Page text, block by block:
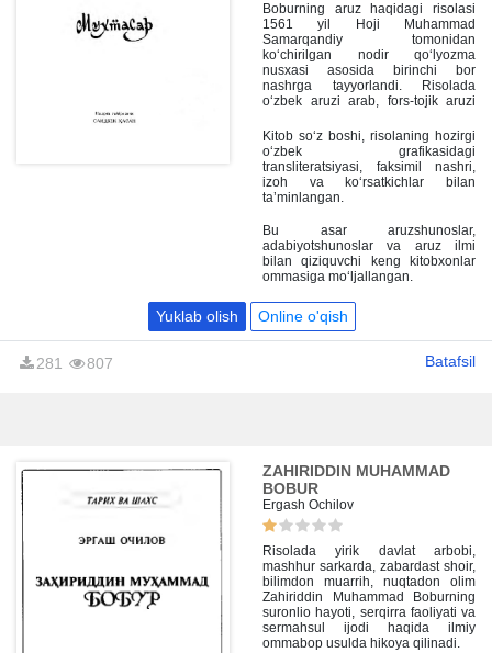
Boburning aruz haqidagi risolasi
1561 yil Hoji Muhammad
Samarqandiy tomonidan
ko‘chirilgan nodir qo‘lyozma
nusxasi asosida birinchi bor
nashrga tayyorlandi. Risolada
o‘zbek aruzi arab, fors-tojik aruzi
qilingan. Shuningdek, asarda XIV—
XVI asrlarda ijod qilgan qator
shoirlarning nodir asarlaridan
misollar keltirilgan. Ushbu risola
o‘zbek va boshqa tukiy xalqlarning
she’riyat nazariyasi va tarixini
o‘rganishda muhim manba va
qo‘llanma bo‘lib xizmat qiladi.
Kitob so‘z boshi, risolaning hozirgi
o‘zbek grafikasidagi
transliteratsiyasi, faksimil nashri,
izoh va ko‘rsatkichlar bilan
ta’minlangan.
Bu asar aruzshunoslar,
adabiyotshunoslar va aruz ilmi
bilan qiziquvchi keng kitobxonlar
ommasiga mo‘ljallangan.
Yuklab olish Online o'qish
281 807 Batafsil
ZAHIRIDDIN MUHAMMAD
BOBUR
Ergash Ochilov
Risolada yirik davlat arbobi,
mashhur sarkarda, zabardast shoir,
bilimdon muarrih, nuqtadon olim
Zahiriddin Muhammad Boburning
suronlio hayoti, serqirra faoliyati va
sermahsul ijodi haqida ilmiy
ommabop usulda hikoya qilinadi.